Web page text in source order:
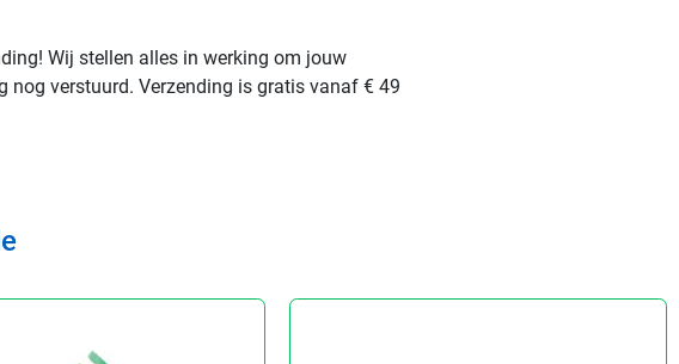
Wij stellen alles in werking om jouw
nog verstuurd. Verzending is gratis vanaf € 49